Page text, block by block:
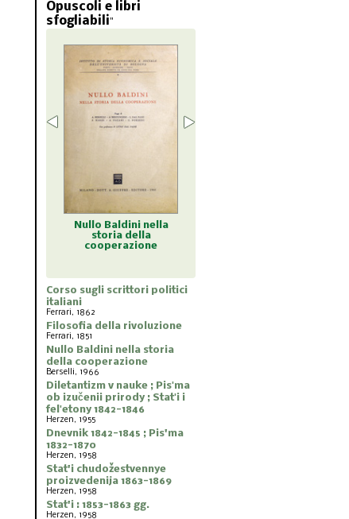
Opuscoli e libri
sfogliabili"
Diletantizm v nauke ;
Pisʹma ob izučenii
prirody ; Statʹi i
Corso sugli scrittori politici
italiani
Ferrari, 1862
Filosofia della rivoluzione
Ferrari, 1851
Nullo Baldini nella storia
della cooperazione
Berselli, 1966
Diletantizm v nauke ; Pisʹma
ob izučenii prirody ; Statʹi i
felʹetony 1842-1846
Herzen, 1955
Dnevnik 1842-1845 ; Pis'ma
1832-1870
Herzen, 1958
Stat'i chudožestvennye
proizvedenija 1863-1869
Herzen, 1958
Stat'i : 1853-1863 gg.
Herzen, 1958